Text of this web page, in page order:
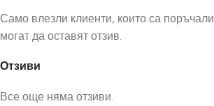
Отзиви
Все още няма отзиви.
Само влезли клиенти, които са поръчали
могат да оставят отзив.